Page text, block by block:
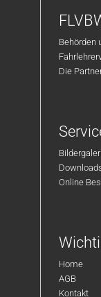
Behörden
Die
Online
Home
AGB
Kontakt